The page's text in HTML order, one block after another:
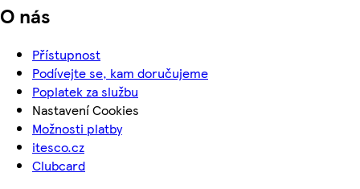
O nás
Přístupnost
Podívejte se, kam doručujeme
Poplatek za službu
Nastavení Cookies
Možnosti platby
itesco.cz
Clubcard